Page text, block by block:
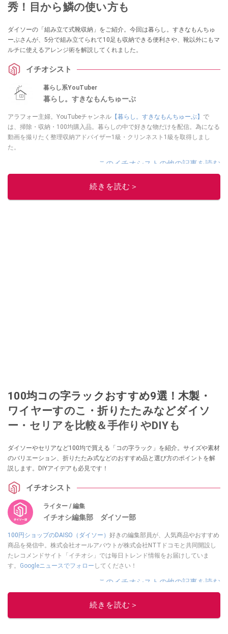
秀！目から鱗の使い方も
ダイソーの「組み立て式靴収納」をご紹介。今回は暮らし。すきなもんちゅ
ーぶさんが、5分で組み立てられて10足も収納できる便利さや、靴以外にもマ
ルチに使えるアレンジ術を解説してくれました。
イチオシスト
暮らし系YouTuber
暮らし。すきなもんちゅーぶ
アラフォー主婦。YouTubeチャンネル 【暮らし。すきなもんちゅーぶ】 で
は、掃除・収納・100均購入品。暮らしの中で好きな物だけを配信。為になる
動画を撮りたく整理収納アドバイザー1級・クリンネスト1級を取得しまし
た。
このイチオシストの他の記事を読む
続きを読む＞
100均コの字ラックおすすめ9選！木製・
ワイヤーすのこ・折りたたみなどダイソ
ー・セリアを比較＆手作りやDIYも
ダイソーやセリアなど100均で買える「コの字ラック」を紹介。サイズや素材
のバリエーション、折りたたみ式などのおすすめ品と選び方のポイントを解
説します。DIYアイデアも必見です！
イチオシスト
ライター / 編集
イチオシ編集部 ダイソー部
100円ショップのDAISO（ダイソー） 好きの編集部員が、人気商品やおすすめ
商品を発信中。株式会社オールアバウトが株式会社NTTドコモと共同開設し
たレコメンドサイト「イチオシ」では毎日トレンド情報をお届けしていま
す。 Googleニュースでフォロー してください！
このイチオシストの他の記事を読む
続きを読む＞